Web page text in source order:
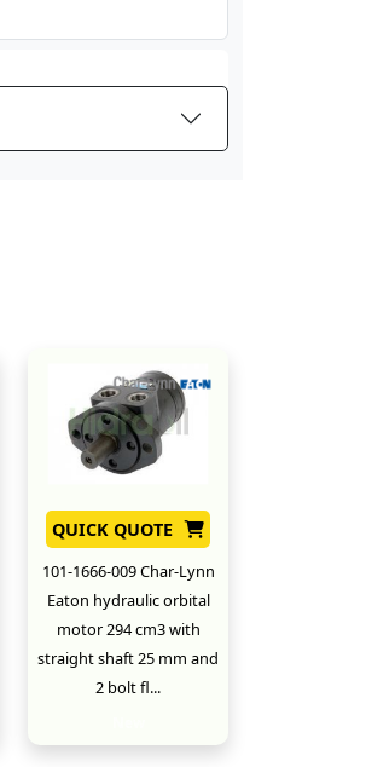
QUICK QUOTE
101-1666-009 Char-Lynn
Eaton hydraulic orbital
motor 294 cm3 with
straight shaft 25 mm and
2 bolt fl...